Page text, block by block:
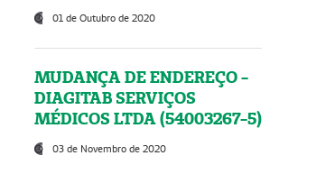
01 de Outubro de 2020
MUDANÇA DE ENDEREÇO -
DIAGITAB SERVIÇOS
MÉDICOS LTDA (54003267-5)
03 de Novembro de 2020